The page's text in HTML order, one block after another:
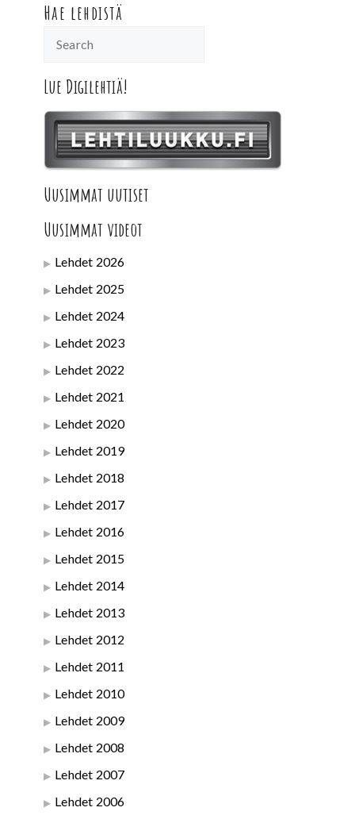
Hae lehdistä
Lue Digilehtiä!
Uusimmat uutiset
Uusimmat videot
Lehdet 2026
Lehdet 2025
Lehdet 2024
Lehdet 2023
Lehdet 2022
Lehdet 2021
Lehdet 2020
Lehdet 2019
Lehdet 2018
Lehdet 2017
Lehdet 2016
Lehdet 2015
Lehdet 2014
Lehdet 2013
Lehdet 2012
Lehdet 2011
Lehdet 2010
Lehdet 2009
Lehdet 2008
Lehdet 2007
Lehdet 2006